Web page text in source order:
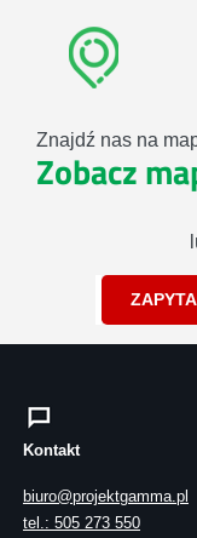
Znajdź nas na
Zobacz
Kontakt
biuro@projektgamma.pl
tel.: 505 273 550